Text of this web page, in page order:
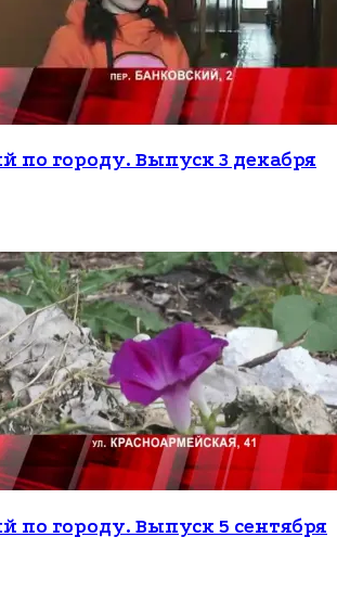
по городу. Выпуск 3 декабря
по городу. Выпуск 5 сентября